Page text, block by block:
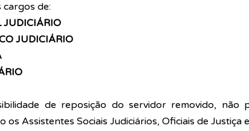
de:
JUDICIÁRIO
JUDICIÁRIO
de reposição do servidor removido, não
os Assistentes Sociais Judiciários, Oficiais de Justiça